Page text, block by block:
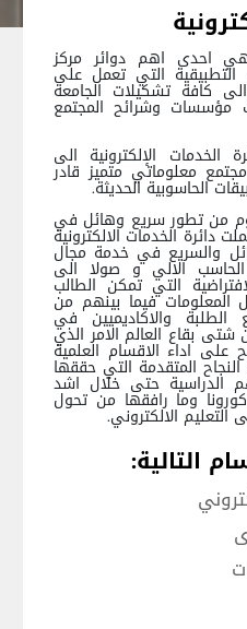
هي احدى اهم دوائر مركز
التي تعمل على
الى كافة تشكيلات الجامعة
وشرائح المجتمع
الإلكترونية الى
معلوماتي متميز قادر
الحاسوبية الحديثة.
من تطور سريع وهائل في
دائرة الخدمات الالكترونية
والسريع في خدمة مجال
الالي و صولا الى
التي تمكن الطالب
فيما بينهم من
والاكاديميين في
بقاع العالم الامر الذي
على اداء الاقسام العلمية
المتقدمة التي حققها
الدراسية حتى خلال اشد
وما رافقها من تحول
الالكتروني.
التالية: